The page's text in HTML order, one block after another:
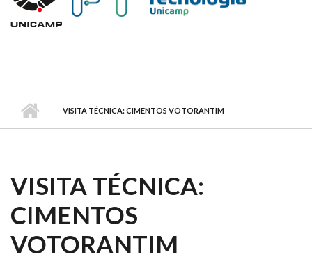
VISITA TÉCNICA: CIMENTOS VOTORANTIM
VISITA TÉCNICA:
CIMENTOS
VOTORANTIM